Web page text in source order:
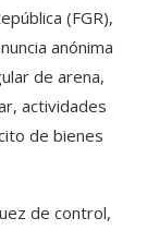
(FGR),
anónima
de arena,
actividades
de bienes
de control,